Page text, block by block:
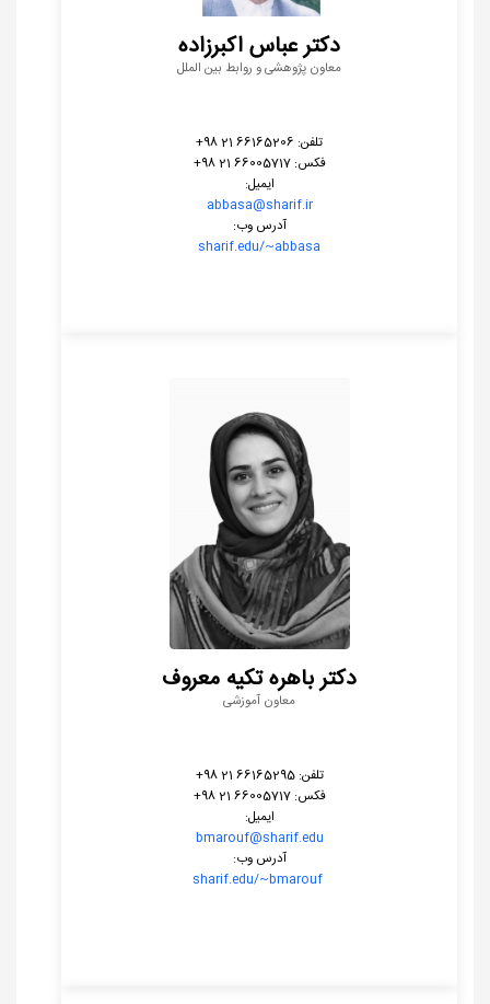
دکتر عباس اکبرزاده
معاون پژوهشی و روابط بین الملل
تلفن: 66165206 21 98+
فکس: 66005717 21 98+
ایمیل:
abbasa@sharif.ir
آدرس وب:
sharif.edu/~abbasa
دکتر باهره تکیه معروف
معاون آموزشی
تلفن: 66165295 21 98+
فکس: 66005717 21 98+
ایمیل:
bmarouf@sharif.edu
آدرس وب:
sharif.edu/~bmarouf